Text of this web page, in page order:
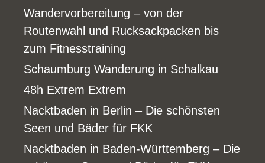
Wandervorbereitung – von der
Routenwahl und Rucksackpacken bis
zum Fitnesstraining
Schaumburg Wanderung in Schalkau
48h Extrem Extrem
Nacktbaden in Berlin – Die schönsten
Seen und Bäder für FKK
Nacktbaden in Baden-Württemberg – Die